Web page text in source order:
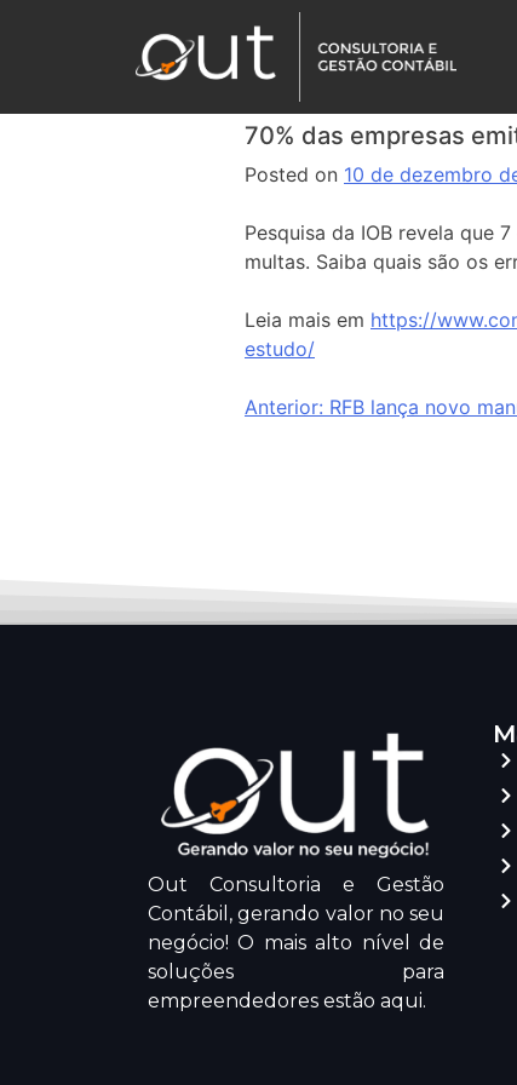
70% das empresas
Posted on 10 de dezembro
Pesquisa da IOB revela que
multas. Saiba quais são os
Leia mais em https://
estudo/
Anterior: RFB lança novo
Out Consultoria e Gestão
Contábil, gerando valor no seu
negócio! O mais alto nível de
soluções para
empreendedores estão aqui.